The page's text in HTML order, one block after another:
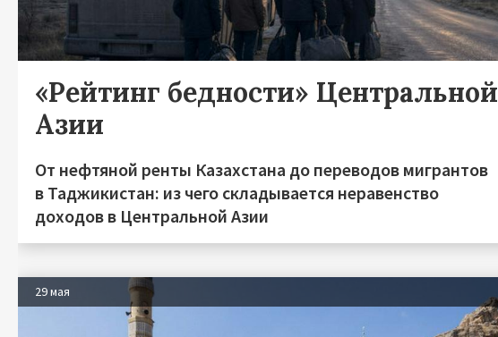
«Рейтинг бедности» Центральной
Азии
От нефтяной ренты Казахстана до переводов мигрантов
в Таджикистан: из чего складывается неравенство
доходов в Центральной Азии
29 мая